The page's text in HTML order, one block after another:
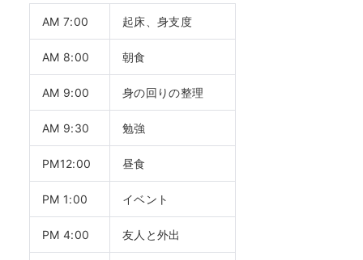
AM 7:00 起床、身支度
AM 8:00 朝食
AM 9:00 身の回りの整理
AM 9:30 勉強
PM12:00 昼食
PM 1:00 イベント
PM 4:00 友人と外出